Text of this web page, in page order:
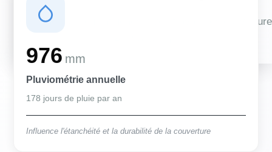
Des conditions qui influencent vos travaux de couverture
976 mm
Pluviométrie annuelle
178 jours de pluie par an
Influence l'étanchéité et la durabilité de la couverture